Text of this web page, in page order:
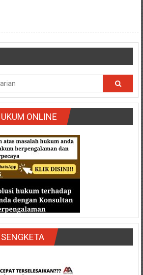
Temanggung/Mungkid/Demak/
ONLINE